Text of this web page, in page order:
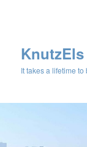
KnutzEls
It takes a lifetime